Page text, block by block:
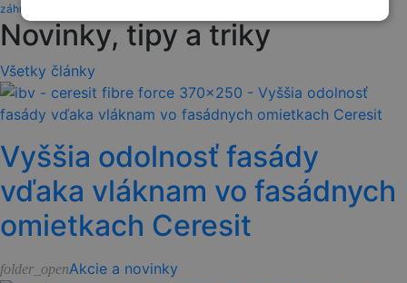
záhrada
Novinky, tipy a triky
Všetky články
Vyššia odolnosť fasády
vďaka vláknam vo fasádnych
omietkach Ceresit
folder_openAkcie a novinky